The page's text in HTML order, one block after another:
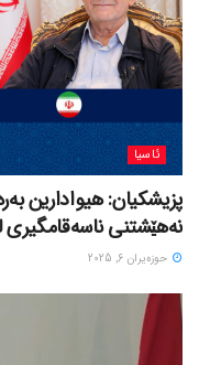
ئاسیا
پزیشکیان: هیوادارین
نەهێشتنی ناسەقامگیری
حوزه‌یران 6, 2025